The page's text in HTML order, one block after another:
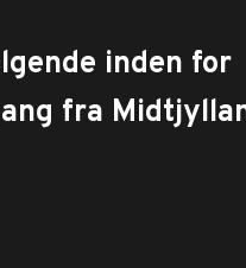
inden for
fra